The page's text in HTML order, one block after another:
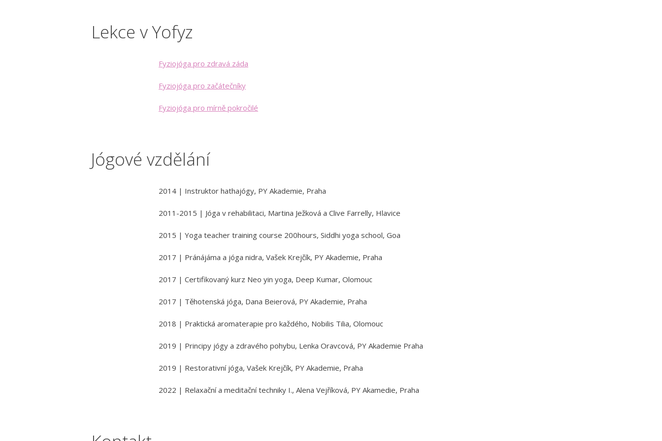
Lekce v Yofyz
Fyziojóga pro zdravá záda
Fyziojóga pro začátečníky
Fyziojóga pro mírně pokročilé
Jógové vzdělání
2014 | Instruktor hathajógy, PY Akademie, Praha
2011-2015 | Jóga v rehabilitaci, Martina Ježková a Clive Farrelly, Hlavice
2015 | Yoga teacher training course 200hours, Siddhi yoga school, Goa
2017 | Pránájáma a jóga nidra, Vašek Krejčík, PY Akademie, Praha
2017 | Certifikovaný kurz Neo yin yoga, Deep Kumar, Olomouc
2017 | Těhotenská jóga, Dana Beierová, PY Akademie, Praha
2018 | Praktická aromaterapie pro každého, Nobilis Tilia, Olomouc
2019 | Principy jógy a zdravého pohybu, Lenka Oravcová, PY Akademie Praha
2019 | Restorativní jóga, Vašek Krejčík, PY Akademie, Praha
2022 | Relaxační a meditační techniky I., Alena Vejříková, PY Akamedie, Praha